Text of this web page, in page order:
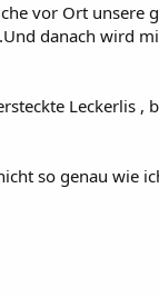
vor Ort
danach wird
Leckerlis
so genau wie